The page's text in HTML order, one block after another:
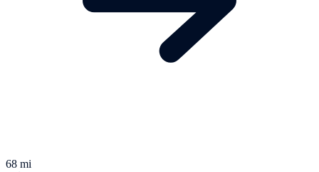
68 mi